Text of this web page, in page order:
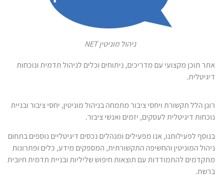
ניהול מוניטין NET
אתר תוכן מקצועי עם מדריכים, ניתוחים וכלים לניהול תדמית ונוכחות
דיגיטלית.
רונן הלל תקשורת ויחסי ציבור מתמחה בניהול מוניטין, יחסי ציבור ובניית
נוכחות דיגיטלית לעסקים, יזמים ואנשי ציבור.
בנוסף לפעילותנו, אנו מפעילים ומנהלים נכסים דיגיטליים נוספים בתחום
ניהול המוניטין והחשיפה התקשורתית, המספקים מידע, כלים ופתרונות
מתקדמים להתמודדות עם תוצאות חיפוש שליליות ובניית תדמית חיובית
ברשת.